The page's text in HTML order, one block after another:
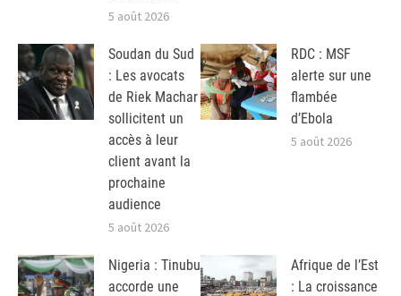
5 août 2026
Soudan du Sud
: Les avocats
de Riek Machar
sollicitent un
accès à leur
client avant la
prochaine
audience
5 août 2026
RDC : MSF
alerte sur une
flambée
d’Ebola
5 août 2026
Nigeria : Tinubu
accorde une
Afrique de l’Est
: La croissance